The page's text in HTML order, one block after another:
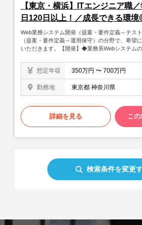
入る前段階を指します。プロジェクト全体計画
注前の提案活動であったり。単なるシステム開
様と一体となってビジネスへ発展させます。​◎
ム開発FinTechソリューションの海外展開支援等
【東京・横浜】ITエンジニア職
日120日以上！／成長できる環
Web業務システム開発（提案・要件定義～テス
（提案・要件定義～運用保守）の分野で、希望
いただきます。【開発】◆業務系Webシステム
営業支援システム開発 など【インフラ】◆サー
ークの設計／構築／運用◆Microsoft製品（AD／
CCM）の設計／構築／運用◆クラウド製品（
計／構築／運用 など〈案件例〉・カード会社向
（Windows、Azure）・金融会社向け基盤構築（
x）◎開発環境【言語】Java、JavaScript、
MVVM)【フレームワーク】Spring MVC、Spring
2、jQuery、AngularJS【OS】Windows、Linux
MS SQL Server、PostgreSQL、DB2【仮想化／
er-V、Azure、AWS、Office365
想定年収 350万円 〜 700万円
勤務地 東京都 神奈川県
詳細を見る こ
検索条件を変更